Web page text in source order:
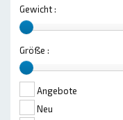
Gewicht :
Größe :
Angebote
Neu